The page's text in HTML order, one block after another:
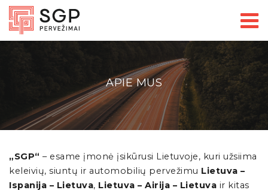
APIE MUS
„SGP“ – esame įmonė įsikūrusi Lietuvoje, kuri užsiima
keleivių, siuntų ir automobilių pervežimu Lietuva –
Ispanija – Lietuva, Lietuva – Airija – Lietuva ir kitas